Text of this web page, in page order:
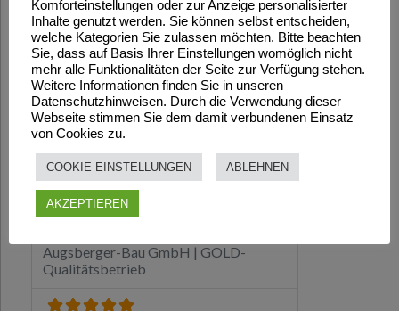
Komforteinstellungen oder zur Anzeige personalisierter
Inhalte genutzt werden. Sie können selbst entscheiden,
welche Kategorien Sie zulassen möchten. Bitte beachten
Sie, dass auf Basis Ihrer Einstellungen womöglich nicht
mehr alle Funktionalitäten der Seite zur Verfügung stehen.
Weitere Informationen finden Sie in unseren
Datenschutzhinweisen. Durch die Verwendung dieser
Webseite stimmen Sie dem damit verbundenen Einsatz
von Cookies zu.
COOKIE EINSTELLUNGEN ABLEHNEN
AKZEPTIEREN